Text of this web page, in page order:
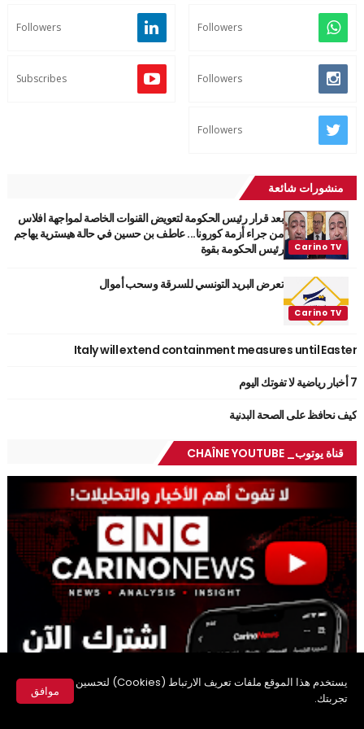
يستخدم هذا الموقع ملفات تعريف الارتباط (Cookies) لتحسين
تجربتك.
موافق
Followers
Followers
Followers
Subscribes
Followers
منشورات شائعة
بعد قرار رئيس الحكومة لتعويض القنوات الخاصة لمواجهة افلاس
من جراء أزمة كورونا... عاطف بن حسين في حالة هيسترية يهاجم
رئيس الحكومة بقوة
تعرض البريد التونسي للسرقة وسحب أموال
Italy will extend containment measures until Easter
7 أخبار رياضية لا تفوتك اليوم
كيف نحافظ على الصحة البدنية
قناة يوتوب_ CHAÎNE YOUTUBE